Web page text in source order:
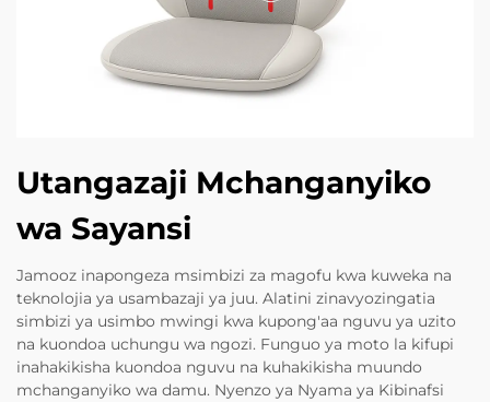
Utangazaji Mchanganyiko
wa Sayansi
Jamooz inapongeza msimbizi za magofu kwa kuweka na
teknolojia ya usambazaji ya juu. Alatini zinavyozingatia
simbizi ya usimbo mwingi kwa kupong'aa nguvu ya uzito
na kuondoa uchungu wa ngozi. Funguo ya moto la kifupi
inahakikisha kuondoa nguvu na kuhakikisha muundo
mchanganyiko wa damu. Nyenzo ya Nyama ya Kibinafsi